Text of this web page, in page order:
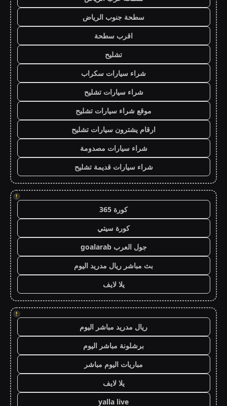
سطحة جنوب الرياض
اقرب سطحة
تشليح
شراء سيارات سكراب
شراء سيارات تشليح
موقع شراء سيارات تشليح
ارقام يشترون سيارات تشليح
شراء سيارات مصدومة
شراء سيارات قديمة تشليح
!
كورة 365
كورة سيتي
جول العرب goalarab
بث مباشر ريال مدريد اليوم
يلا لايف
!
ريال مدريد مباشر اليوم
برشلونة مباشر اليوم
مباريات اليوم مباشر
يلا لايف
yalla live